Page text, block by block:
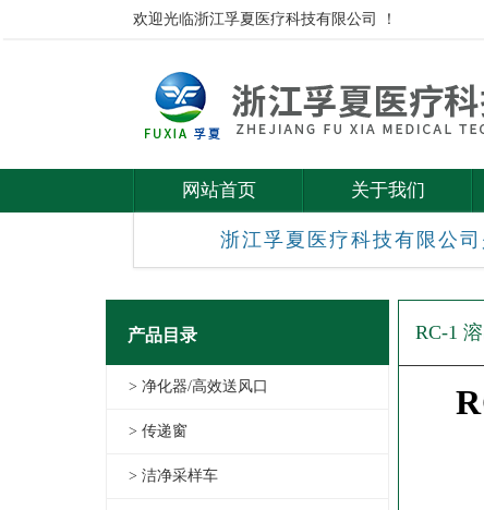
欢迎光临浙江孚夏医疗科技有限公司 ！
网站首页 关于我们
浙江孚夏医疗科技有限公
产品目录
> 净化器/高效送风口
> 传递窗
> 洁净采样车
RC-1